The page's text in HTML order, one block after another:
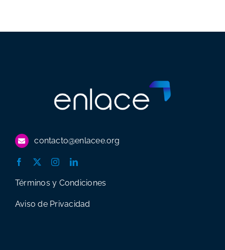
contacto@enlacee.org
Términos y Condiciones
Aviso de Privacidad